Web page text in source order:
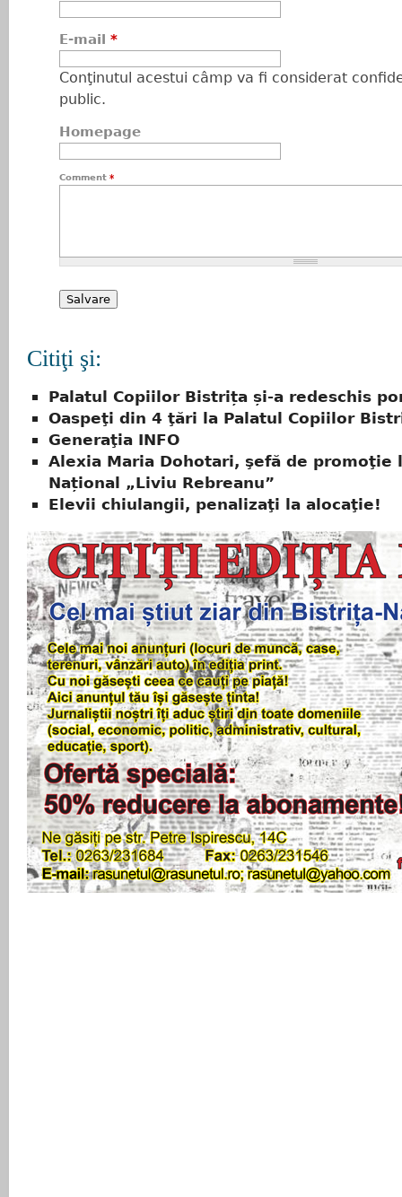
E-mail *
Conţinutul acestui câmp va fi considerat
public.
Homepage
Comment *
Citiţi şi:
Palatul Copiilor Bistrița și-a redeschis
Oaspeţi din 4 ţări la Palatul Copiilor
Generaţia INFO
Alexia Maria Dohotari, şefă de promoţie
Național „Liviu Rebreanu”
Elevii chiulangii, penalizaţi la alocaţie!